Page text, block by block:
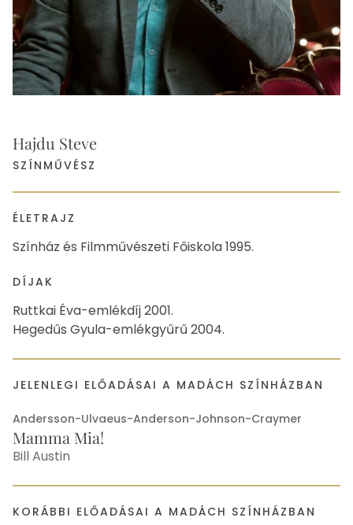
Hajdu Steve
SZÍNMŰVÉSZ
ÉLETRAJZ
Színház és Filmművészeti Főiskola 1995.
DÍJAK
Ruttkai Éva-emlékdíj 2001.
Hegedűs Gyula-emlékgyűrű 2004.
JELENLEGI ELŐADÁSAI A MADÁCH SZÍNHÁZBAN
Andersson-Ulvaeus-Anderson-Johnson-Craymer
Mamma Mia!
Bill Austin
KORÁBBI ELŐADÁSAI A MADÁCH SZÍNHÁZBAN